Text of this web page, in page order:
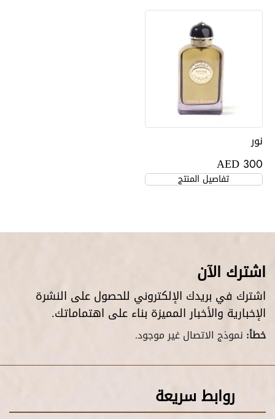
نور
AED 300
تفاصيل المنتج
اشترك الآن
اشترك في بريدك الإلكتروني للحصول على النشرة
الإخبارية والأخبار المميزة بناء على اهتماماتك.
خطأ: نموذج الاتصال غير موجود.
روابط سريعة